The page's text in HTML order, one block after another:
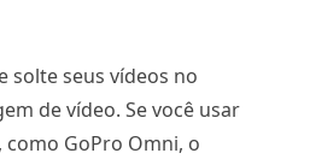
solte seus vídeos no
de vídeo. Se você usar
como GoPro Omni, o